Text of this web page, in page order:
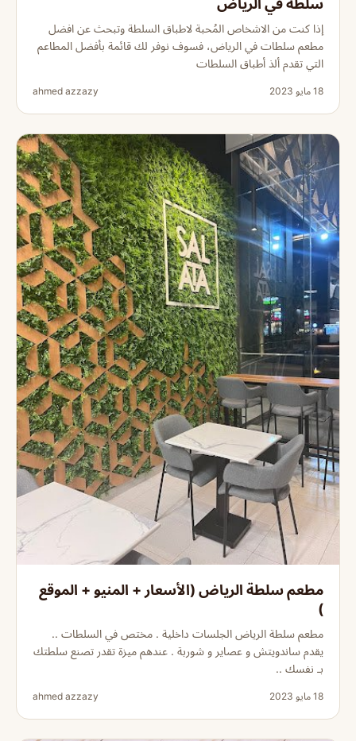
سلطة في الرياض
إذا كنت من الاشخاص المُحبة لاطباق السلطة وتبحث عن افضل
مطعم سلطات في الرياض، فسوف نوفر لك قائمة بأفضل المطاعم
التي تقدم ألذ أطباق السلطات
18 مايو 2023 ahmed azzazy
مطعم سلطة الرياض (الأسعار + المنيو + الموقع
)
مطعم سلطة الرياض الجلسات داخلية . مختص في السلطات ..
يقدم ساندويتش و عصاير و شوربة . عندهم ميزة تقدر تصنع سلطتك
بـ نفسك ..
18 مايو 2023 ahmed azzazy